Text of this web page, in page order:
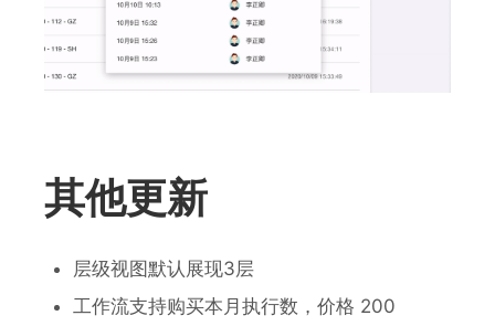
其他更新
层级视图默认展现3层
工作流支持购买本月执行数，价格 200